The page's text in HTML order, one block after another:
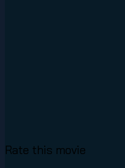
Rate this movie